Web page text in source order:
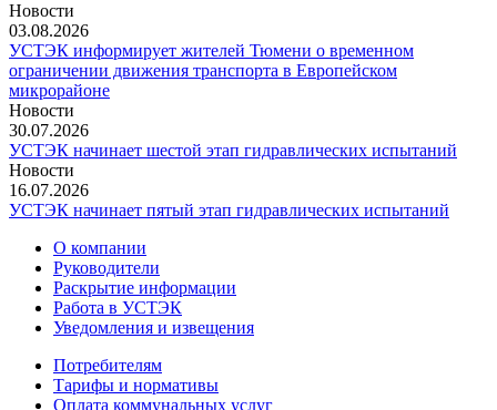
Новости
03.08.2026
УСТЭК информирует жителей Тюмени о временном
ограничении движения транспорта в Европейском
микрорайоне
Новости
30.07.2026
УСТЭК начинает шестой этап гидравлических испытаний
Новости
16.07.2026
УСТЭК начинает пятый этап гидравлических испытаний
О компании
Руководители
Раскрытие информации
Работа в УСТЭК
Уведомления и извещения
Потребителям
Тарифы и нормативы
Оплата коммунальных услуг